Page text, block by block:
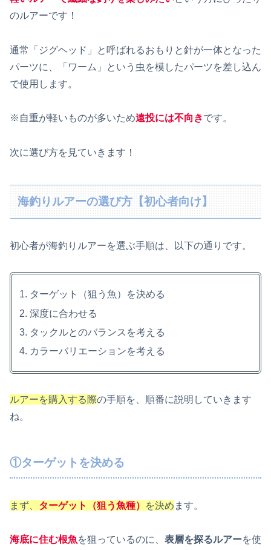
のルアーです！
通常「ジグヘッド」と呼ばれるおもりと針が一体となった
パーツに、「ワーム」という虫を模したパーツを差し込ん
で使用します。
※自重が軽いものが多いため遠投には不向きです。
次に選び方を見ていきます！
海釣りルアーの選び方【初心者向け】
初心者が海釣りルアーを選ぶ手順は、以下の通りです。
ターゲット（狙う魚）を決める
深度に合わせる
タックルとのバランスを考える
カラーバリエーションを考える
ルアーを購入する際の手順を、順番に説明していきます
ね。
①ターゲットを決める
まず、 ターゲット（狙う魚種） を決め ます。
海底に住む根魚を狙っているのに、 表層を探るルアーを使